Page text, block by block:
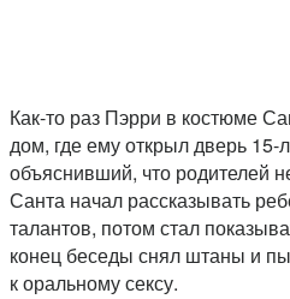
Как-то раз Пэрри в костюме
дом, где ему открыл дверь 15-
объяснивший, что родителей
Санта начал рассказывать
талантов, потом стал
конец беседы снял штаны и
к оральному сексу.